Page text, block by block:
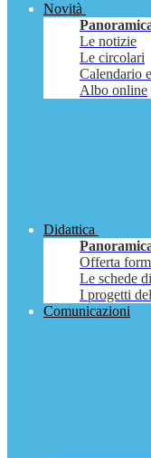
Novità
Le notizie
Le circolari
Calendario
Albo online
Didattica
Offerta
Le schede
I progetti
Comunicazioni